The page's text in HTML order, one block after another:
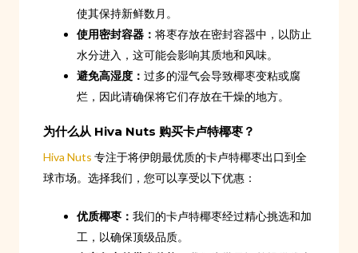
使其保持新鲜数月。
使用密封容器： 将枣存放在密封容器中，以防止
水分进入，这可能会影响其质地和风味。
避免高湿度： 过多的湿气会导致椰枣变粘或腐
烂，因此请确保将它们存放在干燥的地方。
为什么从 Hiva Nuts 购买卡卢特椰枣？
Hiva Nuts 专注于将伊朗最优质的卡卢特椰枣出口到全
球市场。选择我们，您可以享受以下优惠：
优质椰枣： 我们的卡卢特椰枣经过精心挑选和加
工，以确保顶级品质。